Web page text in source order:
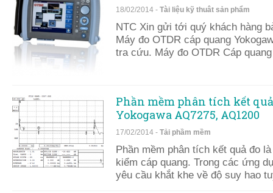
18/02/2014 - Tài liệu kỹ thuât sản phẩm
NTC Xin gửi tới quý khách hàng
Máy đo OTDR cáp quang
tra cứu. Máy đo OTDR Cáp
Phần mềm phân tích kết
Yokogawa AQ7275, AQ1200
17/02/2014 - Tải phầm mềm
Phần mềm phân tích kết quả đo
kiểm cáp quang. Trong các ứng
yêu cầu khắt khe về độ suy hao